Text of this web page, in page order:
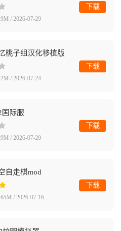
/ 2026-07-29
下载
桃子组汉化移植版
/ 2026-07-24
下载
国际服
/ 2026-07-20
下载
自走棋mod
/ 2026-07-16
下载